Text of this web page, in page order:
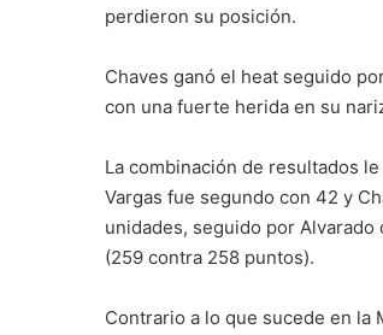
perdieron su posición.
Chaves ganó el heat seguido
con una fuerte herida en su
La combinación de resultados
Vargas fue segundo con 42 y
unidades, seguido por
(259 contra 258 puntos).
Contrario a lo que sucede en la